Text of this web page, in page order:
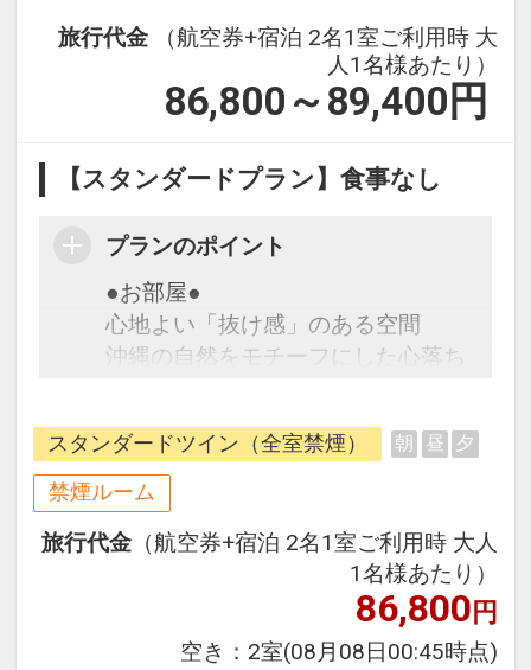
旅行代金
（航空券+宿泊 2名1室ご利用時 大
人1名様あたり）
86,800～89,400 円
【スタンダードプラン】食事なし
プランのポイント
●お部屋●
心地よい「抜け感」のある空間
沖縄の自然をモチーフにした心落ち
デザイン。ミニマムな空間が、日々
の忙しさから心を開放してくれま
す。
・無料Wi-Fi完備
・加湿機能付空気洗浄機完備
・全室禁煙（1階入り口外に喫煙所
スタンダードツイン（全室禁煙） 朝 昼 夕
禁煙ルーム
旅行代金 （航空券+宿泊 2名1室ご利用時 大人
1名様あたり）
86,800円
空き： 2室(08月08日00:45時点)